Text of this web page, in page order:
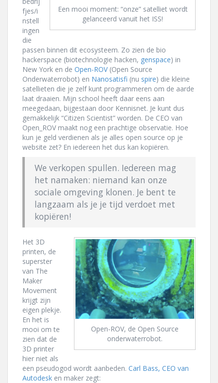
Een mooi moment: “onze” satelliet wordt
gelanceerd vanuit het ISS!
fjes/i
nstell
ingen
die
passen binnen dit ecosysteem. Zo zien de bio
hackerspace (biotechnologie hacken, genspace) in
New York en de Open-ROV(Open Source
Onderwaterrobot) en Nanosatisfi (nu spire) die kleine
satellieten die je zelf kunt programmeren om de aarde
laat draaien. Mijn school heeft daar eens aan
meegedaan, bijgestaan door Kennisnet. Je kunt dus
gemakkelijk “Citizen Scientist” worden. De CEO van
Open_ROV maakt nog een prachtige observatie. Hoe
kun je geld verdienen als je alles open source op je
website zet? En iedereen het dus kan kopiëren.
We verkopen spullen. Iedereen mag
het namaken: niemand kan onze
sociale omgeving klonen. Je bent te
langzaam als je je tijd verdoet met
kopiëren!
Open-ROV, de Open Source
onderwaterrobot.
Het 3D
printen, de
superster
van The
Maker
Movement
krijgt zijn
eigen plekje.
En het is
mooi om te
zien dat de
3D printer
hier niet als
een pseudogod wordt aanbeden. Carl Bass, CEO van
Autodesk en maker zegt: